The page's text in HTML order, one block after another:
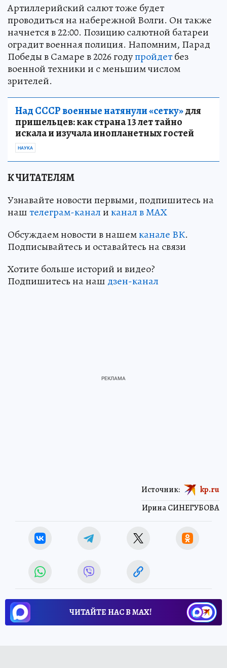
Артиллерийский салют тоже будет
проводиться на набережной Волги. Он также
начнется в 22:00. Позицию салютной батареи
оградит военная полиция. Напомним, Парад
Победы в Самаре в 2026 годупройдетбез
военной техники и с меньшим числом
зрителей.
Над СССР военные натянули «сетку»для
пришельцев: как страна 13 лет тайно
искала и изучала инопланетных гостей
НАУКА
К ЧИТАТЕЛЯМ
Узнавайте новости первыми, подпишитесь на
наштелеграм-каналиканал в МАХ
Обсуждаем новости в нашемканале ВК.
Подписывайтесь и оставайтесь на связи
Хотите больше историй и видео?
Подпишитесь на наш дзен-канал
Ирина СИНЕГУБОВА
Источник: kp.ru
ЧИТАЙТЕ НАС В МАХ!